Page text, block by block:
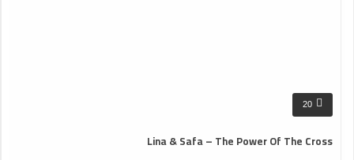
20
Lina & Safa – The Power Of The Cross